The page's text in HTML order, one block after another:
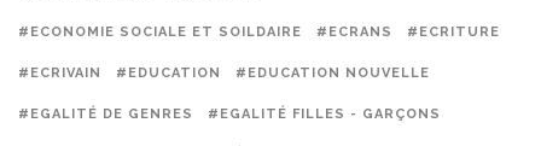
#ECONOMIE SOCIALE ET SOILDAIRE #ECRANS #ECRITURE
#ECRIVAIN #EDUCATION #EDUCATION NOUVELLE
#EGALITÉ DE GENRES #EGALITÉ FILLES - GARÇONS